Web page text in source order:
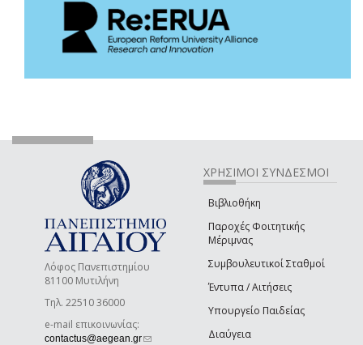
Λόφος Πανεπιστημίου
81100 Μυτιλήνη
Τηλ. 22510 36000
e-mail επικοινωνίας:
contactus@aegean.gr(link sends e-mail)
ΧΡΗΣΙΜΟΙ ΣΥΝΔΕΣΜΟΙ
Βιβλιοθήκη
Παροχές Φοιτητικής
Μέριμνας
Συμβουλευτικοί Σταθμοί
Έντυπα / Αιτήσεις
Υπουργείο Παιδείας
Διαύγεια